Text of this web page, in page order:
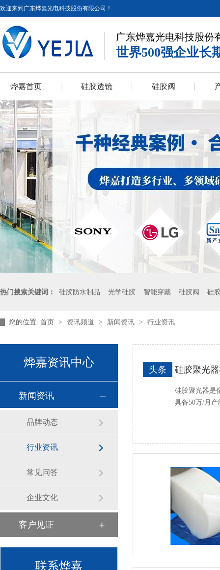
欢迎来到广东烨嘉光电科技股份有限公司！
广东烨嘉光电科技股份
世界500强企业长
烨嘉首页 硅胶透镜 硅胶阀
热门搜索关键词： 硅胶防水制品 光学硅胶 智能穿戴 硅胶阀 硅
您的位置: 首页 > 资讯频道 > 新闻资讯 > 行业资讯
烨嘉资讯中心
新闻资讯
品牌动态
行业资讯
常见问答
企业文化
客户见证
联系烨嘉
硅胶聚光
头条
硅胶聚光器是
具备50万/月